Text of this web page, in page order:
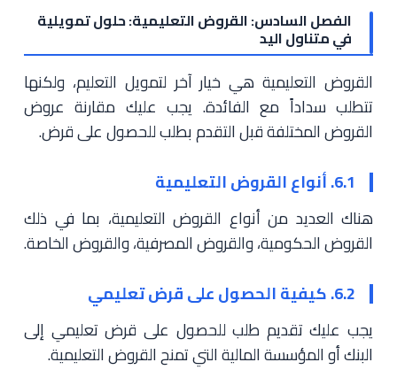
الفصل السادس: القروض التعليمية: حلول تمويلية
في متناول اليد
القروض التعليمية هي خيار آخر لتمويل التعليم، ولكنها
تتطلب سداداً مع الفائدة. يجب عليك مقارنة عروض
القروض المختلفة قبل التقدم بطلب للحصول على قرض.
6.1. أنواع القروض التعليمية
هناك العديد من أنواع القروض التعليمية، بما في ذلك
القروض الحكومية، والقروض المصرفية، والقروض الخاصة.
6.2. كيفية الحصول على قرض تعليمي
يجب عليك تقديم طلب للحصول على قرض تعليمي إلى
البنك أو المؤسسة المالية التي تمنح القروض التعليمية.